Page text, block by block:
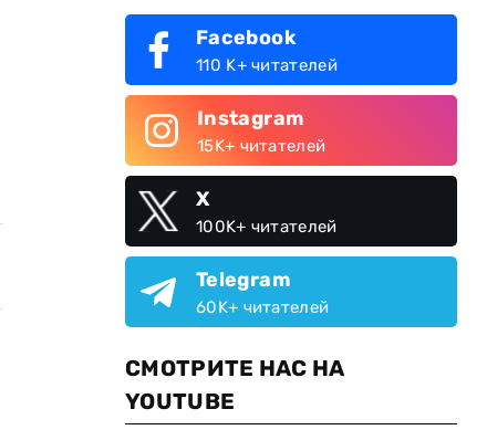
Facebook
110 K+ читателей
Instagram
15K+ читателей
X
100K+ читателей
Telegram
60K+ читателей
СМОТРИТЕ НАС НА
YOUTUBE